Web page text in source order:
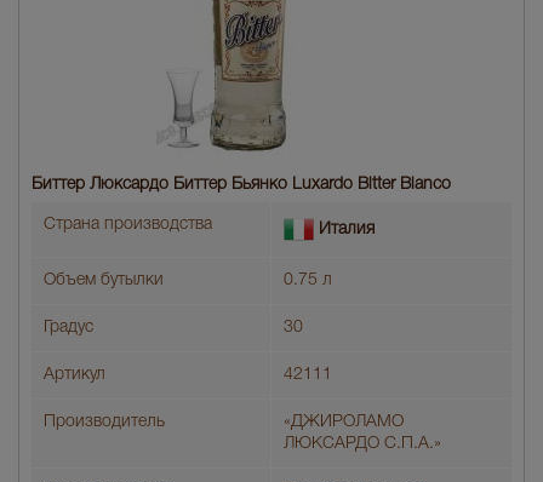
Биттер Люксардо Биттер Бьянко Luxardo Bitter Bianco
Страна производства Италия
Объем бутылки 0.75 л
Градус 30
Артикул 42111
Производитель
«ДЖИРОЛАМО
ЛЮКСАРДО С.П.А.»